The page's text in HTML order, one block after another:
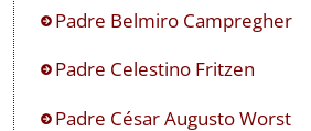
Padre Belmiro Campregher
Padre Celestino Fritzen
Padre César Augusto Worst